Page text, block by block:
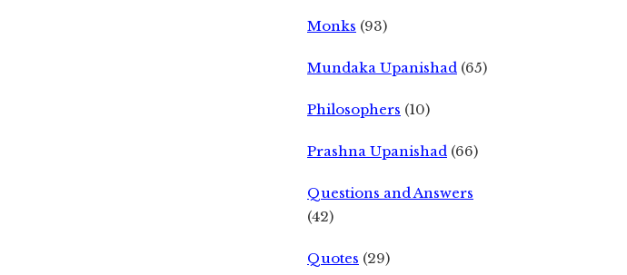
Monks (93)
Mundaka Upanishad (65)
Philosophers (10)
Prashna Upanishad (66)
Questions and Answers
(42)
Quotes (29)